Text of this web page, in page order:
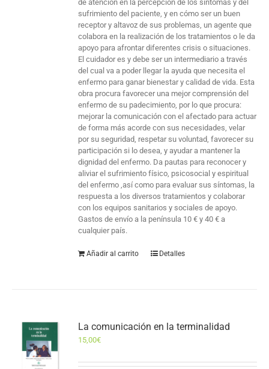
de atención en la percepción de los síntomas y del
sufrimiento del paciente, y en cómo ser un buen
receptor y altavoz de sus problemas, un agente que
colabora en la realización de los tratamientos o le da
apoyo para afrontar diferentes crisis o situaciones.
El cuidador es y debe ser un intermediario a través
del cual va a poder llegar la ayuda que necesita el
enfermo para ganar bienestar y calidad de vida. Esta
obra procura favorecer una mejor comprensión del
enfermo de su padecimiento, por lo que procura:
mejorar la comunicación con el afectado para actuar
de forma más acorde con sus necesidades, velar
por su seguridad, respetar su voluntad, favorecer su
participación si lo desea, y ayudar a mantener la
dignidad del enfermo. Da pautas para reconocer y
aliviar el sufrimiento físico, psicosocial y espiritual
del enfermo ,así como para evaluar sus síntomas, la
respuesta a los diversos tratamientos y colaborar
con los equipos sanitarios y sociales de apoyo.
Gastos de envío a la península 10 € y 40 € a
cualquier país.
Añadir al carrito Detalles
La comunicación en la terminalidad
15,00€